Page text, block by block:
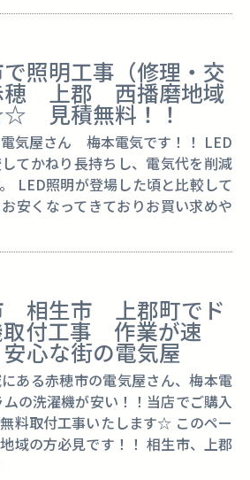
照明工事（修理・交
上郡 西播磨地域
見積無料！！
気屋さん 梅本電気です！！ LED
てかねり長持ちし、電気代を削減
LED照明が登場した頃と比較して
安くなってきておりお買い求めや
相生市 上郡町でド
取付工事 作業が速
心な街の電気屋
ある赤穂市の電気屋さん、梅本電
の洗濯機が安い！！当店でご購入
料取付工事いたします☆ このペー
域の方必見です！！ 相生市、上郡